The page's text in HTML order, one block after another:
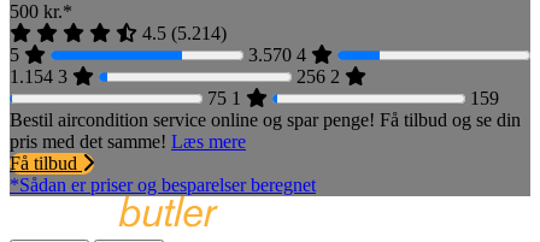
500 kr.*
4.5 (5.214)
5
3.570 4
1.154 3 256 2
75 1
159
Bestil aircondition service online og spar penge! Få tilbud og se din
pris med det samme! Læs mere
Få tilbud
*Sådan er priser og besparelser beregnet